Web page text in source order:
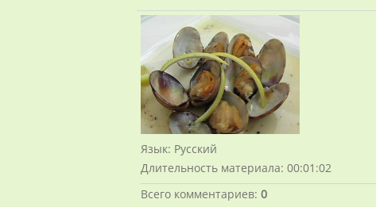
Язык: Русский
Длительность материала: 00:01:02
Всего комментариев: 0